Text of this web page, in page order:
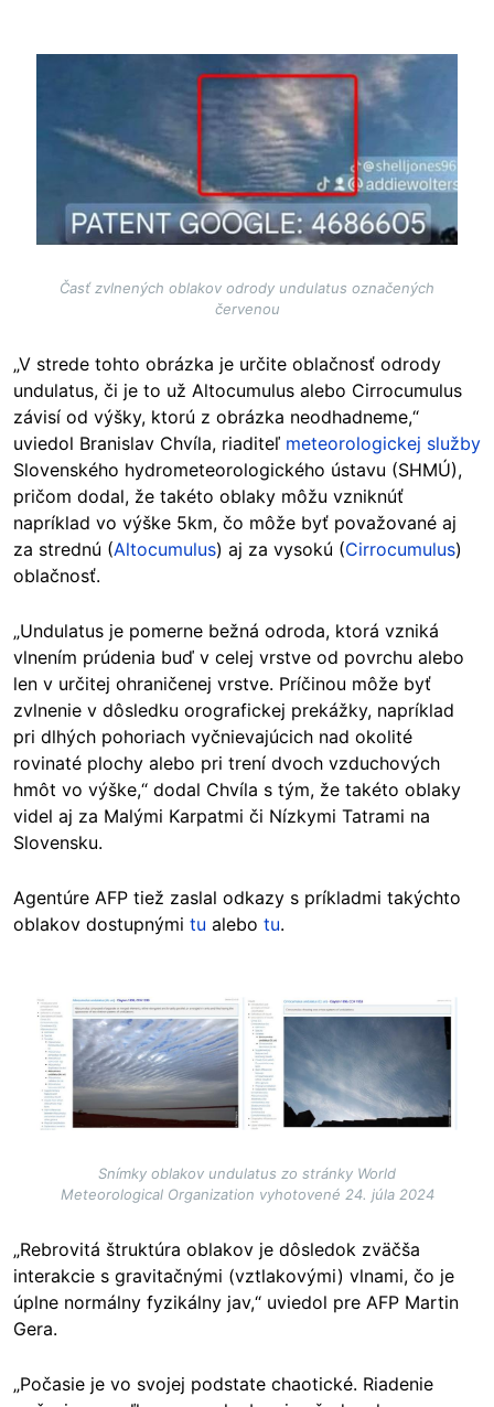
Časť zvlnených oblakov odrody undulatus označených
červenou
„V strede tohto obrázka je určite oblačnosť odrody
undulatus, či je to už Altocumulus alebo Cirrocumulus
závisí od výšky, ktorú z obrázka neodhadneme,“
uviedol Branislav Chvíla, riaditeľ meteorologickej služby
Slovenského hydrometeorologického ústavu (SHMÚ),
pričom dodal, že takéto oblaky môžu vzniknúť
napríklad vo výške 5km, čo môže byť považované aj
za strednú (Altocumulus) aj za vysokú (Cirrocumulus)
oblačnosť.
„Undulatus je pomerne bežná odroda, ktorá vzniká
vlnením prúdenia buď v celej vrstve od povrchu alebo
len v určitej ohraničenej vrstve. Príčinou môže byť
zvlnenie v dôsledku orografickej prekážky, napríklad
pri dlhých pohoriach vyčnievajúcich nad okolité
rovinaté plochy alebo pri trení dvoch vzduchových
hmôt vo výške,“ dodal Chvíla s tým, že takéto oblaky
videl aj za Malými Karpatmi či Nízkymi Tatrami na
Slovensku.
Agentúre AFP tiež zaslal odkazy s príkladmi takýchto
oblakov dostupnými tu alebo tu.
Image
Snímky oblakov undulatus zo stránky World
Meteorological Organization vyhotovené 24. júla 2024
„Rebrovitá štruktúra oblakov je dôsledok zväčša
interakcie s gravitačnými (vztlakovými) vlnami, čo je
úplne normálny fyzikálny jav,“ uviedol pre AFP Martin
Gera.
„Počasie je vo svojej podstate chaotické. Riadenie